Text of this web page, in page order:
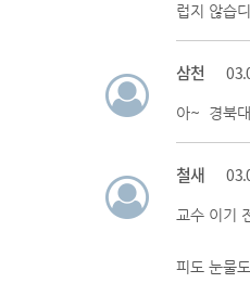
럽지 않습
삼천
아~ 경북
철새
교수 이기
피도 눈물